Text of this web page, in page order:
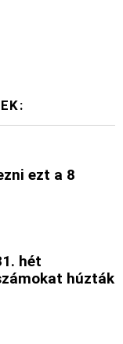
ezt a 8
hét
húzták